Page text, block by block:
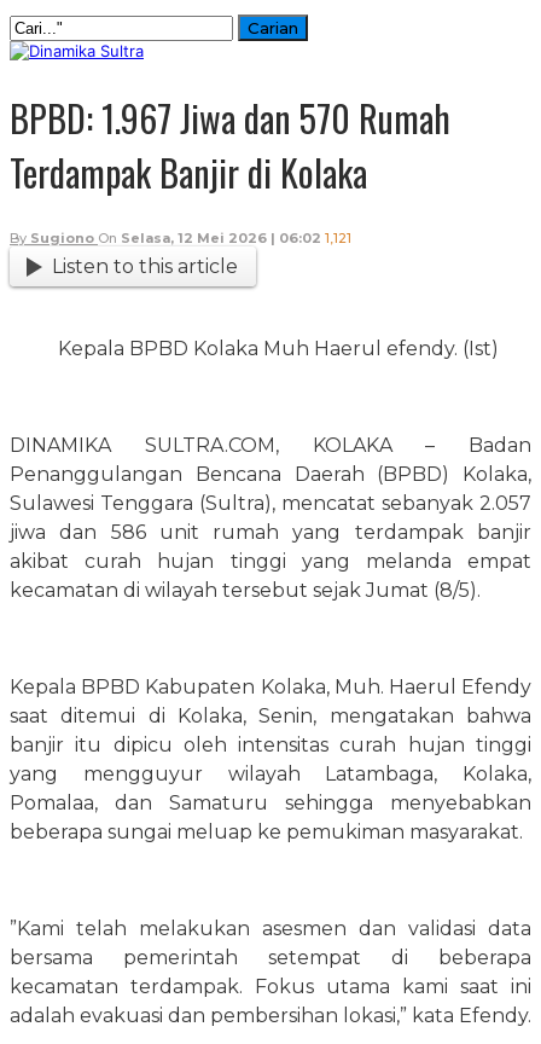
BPBD: 1.967 Jiwa dan 570 Rumah
Terdampak Banjir di Kolaka
By Sugiono On Selasa, 12 Mei 2026 | 06:02 1,121
Listen to this article
Kepala BPBD Kolaka Muh Haerul efendy. (Ist)
DINAMIKA SULTRA.COM, KOLAKA – Badan
Penanggulangan Bencana Daerah (BPBD) Kolaka,
Sulawesi Tenggara (Sultra), mencatat sebanyak 2.057
jiwa dan 586 unit rumah yang terdampak banjir
akibat curah hujan tinggi yang melanda empat
kecamatan di wilayah tersebut sejak Jumat (8/5).
​Kepala BPBD Kabupaten Kolaka, Muh. Haerul Efendy
saat ditemui di Kolaka, Senin, mengatakan bahwa
banjir itu dipicu oleh intensitas curah hujan tinggi
yang mengguyur wilayah Latambaga, Kolaka,
Pomalaa, dan Samaturu sehingga menyebabkan
beberapa sungai meluap ke pemukiman masyarakat.
​”Kami telah melakukan asesmen dan validasi data
bersama pemerintah setempat di beberapa
kecamatan terdampak. Fokus utama kami saat ini
adalah evakuasi dan pembersihan lokasi,” kata Efendy.